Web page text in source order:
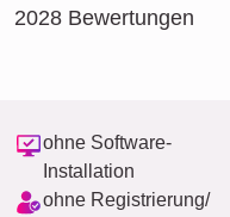
2028 Bewertungen
ohne Software-
Installation
ohne Registrierung/